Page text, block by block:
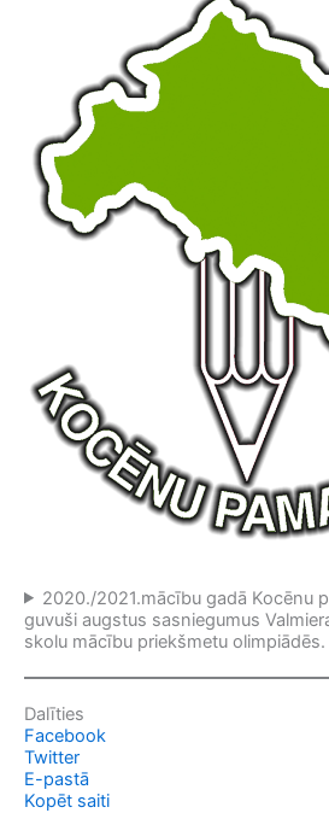
2020./2021.mācību gadā Kocēnu
guvuši augstus sasniegumus
skolu mācību priekšmetu olimpiādēs.
Dalīties
Facebook
Twitter
E-pastā
Kopēt saiti